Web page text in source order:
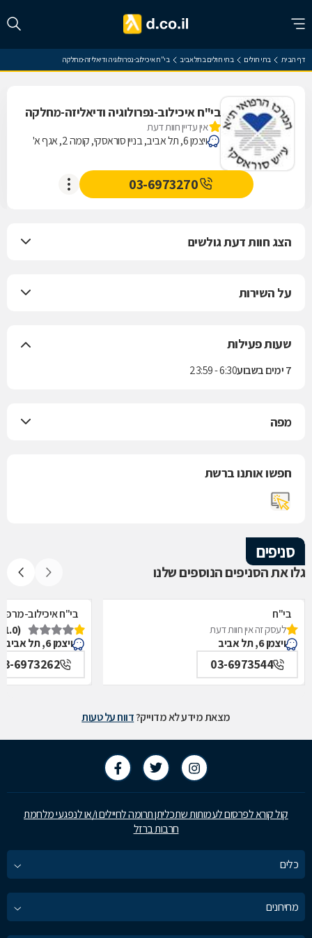
דף הבית בתי חולים בתי חולים בתל אביב בי"ח איכילוב-נפרולוגיה ודיאליזה-מחלקה
בי"ח איכילוב-נפרולוגיה ודיאליזה-מחלקה
אין עדיין חוות דעת
ויצמן 6, תל אביב, בניין סוראסקי, קומה 2, אגף א'
03-6973270
הצג חוות דעת גולשים
על השירות
שעות פעילות
7 ימים בשבוע 6:30 - 23:59
מפה
חפשו אותנו ברשת
סניפים
גלו את הסניפים הנוספים שלנו
בי"ח
איכילוב-אף,אוזן,גרון,ניתוחי-ראש,צוואר,פה,לסתות-מערך,
תל אביב
לעסק זה אין חוות דעת
ויצמן 6, תל אביב
03-6973544
בי"ח איכילוב-
תל אביב
(1.0)
ויצמן 6, תל אביב
6973262
מצאת מידע לא מדוייק?דווח על טעות
קול קורא לפרסום לעמותות שתכליתן תרומה לחיילים ו/או לנפגעי מלחמת
חרבות ברזל
כלים
מחירונים